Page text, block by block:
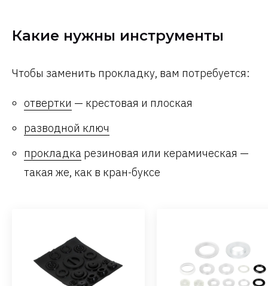
Какие нужны инструменты
Чтобы заменить прокладку, вам потребуется:
отвертки — крестовая и плоская
разводной ключ
прокладка резиновая или керамическая —
такая же, как в кран-буксе